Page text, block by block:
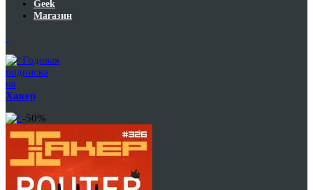
Geek
Магазин
Годовая
подписка
на
Хакер
-50%